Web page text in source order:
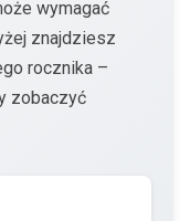
wymagać
znajdziesz
rocznika –
zobaczyć